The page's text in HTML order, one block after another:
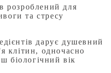
розроблений для
та стресу
дарує душевний
клітин, одночасно
біологічний вік